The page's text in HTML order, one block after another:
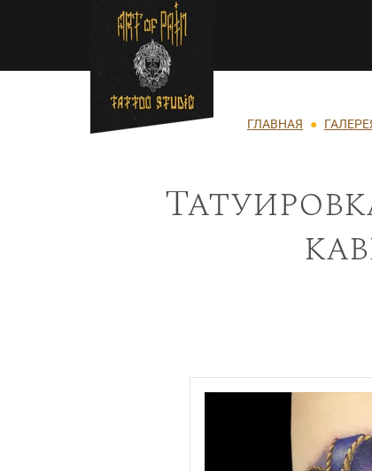
Перейти к основному содержанию
Строка ГЛАВНАЯ